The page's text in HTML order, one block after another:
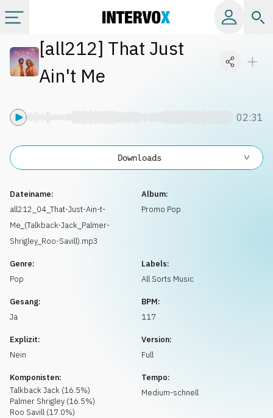
Kategorien
Info
[all212] That Just
Ain't Me
02:31
Dateiname:
all212_04_That-Just-Ain-t-
Me_(Talkback-Jack_Palmer-
Shrigley_Roo-Savill).mp3
Album:
Promo Pop
Genre:
Pop
Labels:
All Sorts Music
Gesang:
Ja
BPM:
117
Explizit:
Nein
Version:
Full
Komponisten:
TalkbackJack (16.5%)
Palmer Shrigley (16.5%)
Roo Savill (17.0%)
Tempo:
Medium-schnell
Downloads